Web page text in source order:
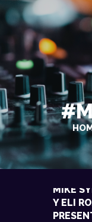
INICIO
BIO
MIKE
Y ELI